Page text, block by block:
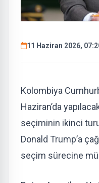
11 Haziran 2026,
Kolombiya
Haziran’da
seçiminin ikinci
Donald Trump’a
seçim sürecine